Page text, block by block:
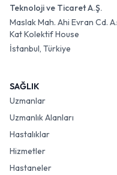
Teknoloji ve Ticaret A.Ş.
Maslak Mah. Ahi Evran Cd.
Kat Kolektif House
İstanbul, Türkiye
SAĞLIK
Uzmanlar
Uzmanlık Alanları
Hastalıklar
Hizmetler
Hastaneler